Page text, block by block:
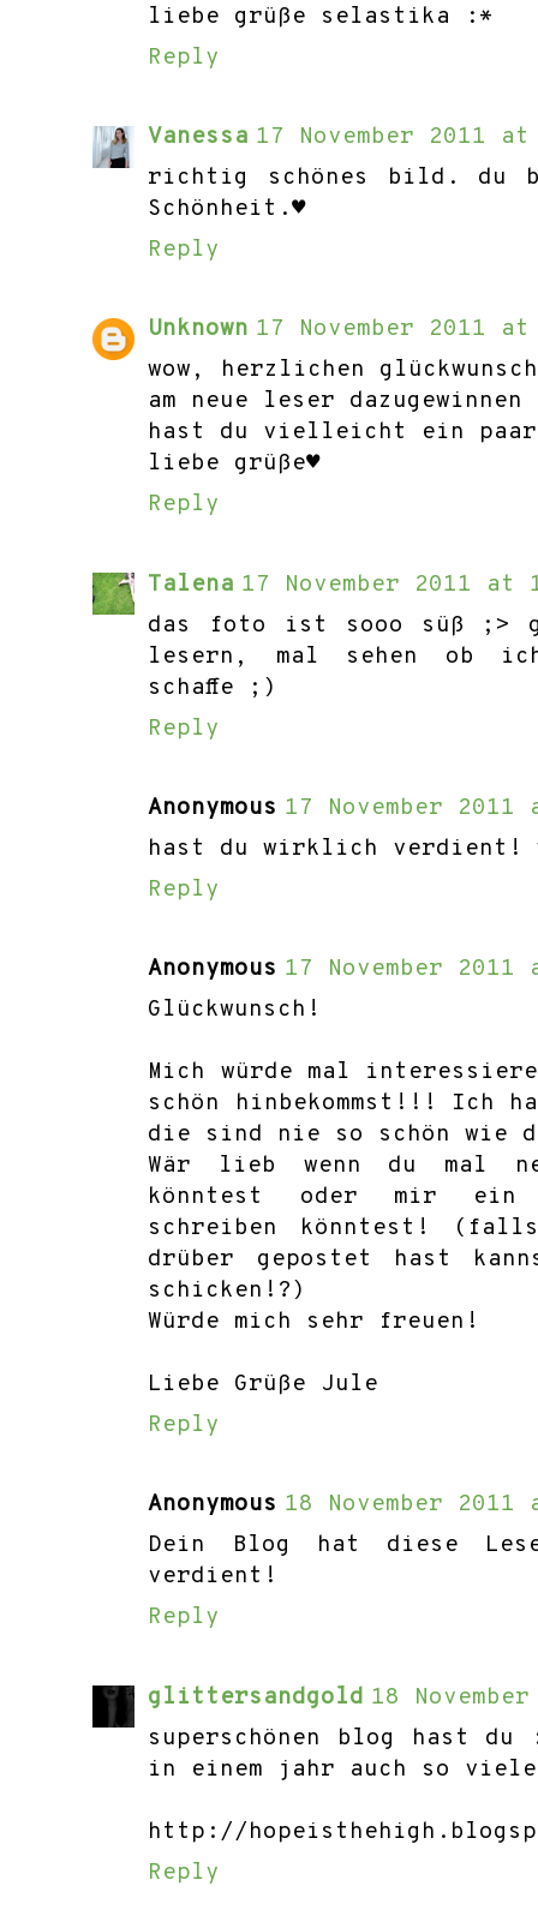
liebe grüße selastika :*
Reply
Vanessa 17 November 2011
richtig schönes bild. du
Schönheit.♥
Reply
Unknown 17 November 2011
wow, herzlichen
am neue leser dazugewinnen
hast du vielleicht ein
liebe grüße♥
Reply
Talena 17 November 2011 at
das foto ist sooo süß ;>
lesern, mal sehen ob
schaffe ;)
Reply
Anonymous 17 November
hast du wirklich
Reply
Anonymous 17 November
Glückwunsch!
Mich würde mal
schön hinbekommst!!! Ich
die sind nie so schön wie
Wär lieb wenn du mal
könntest oder mir ein
schreiben könntest!
drüber gepostet hast
schicken!?)
Würde mich sehr freuen!
Liebe Grüße Jule
Reply
Anonymous 18 November
Dein Blog hat diese
verdient!
Reply
glittersandgold 18
superschönen blog hast
in einem jahr auch so
http://
Reply